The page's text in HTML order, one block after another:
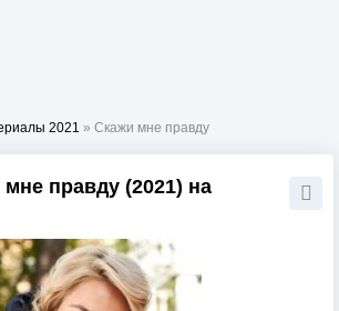
2021 » Скажи мне правду
правду (2021) на